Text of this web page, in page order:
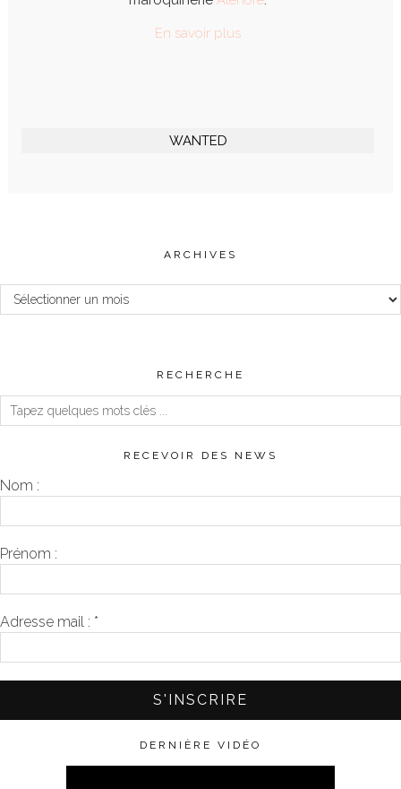
En savoir plus
WANTED
ARCHIVES
Archives
RECHERCHE
RECEVOIR DES NEWS
Nom :
Prénom :
Adresse mail : *
DERNIÈRE VIDÉO